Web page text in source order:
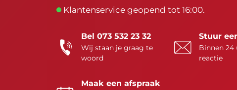
Klantenservice geopend tot 16:00.
Bel 073 532 23 32
Wij staan je graag te
woord
Stuur
Binnen 24
reactie
Maak een afspraak